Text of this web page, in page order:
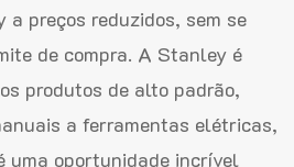
preços reduzidos, sem se
de compra. A Stanley é
produtos de alto padrão,
a ferramentas elétricas,
uma oportunidade incrível